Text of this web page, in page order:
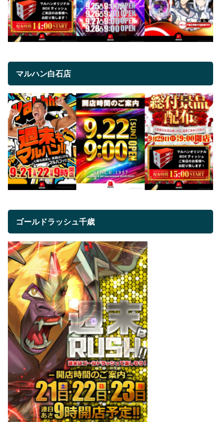
マルハン白石店
ゴールドラッシュ千歳